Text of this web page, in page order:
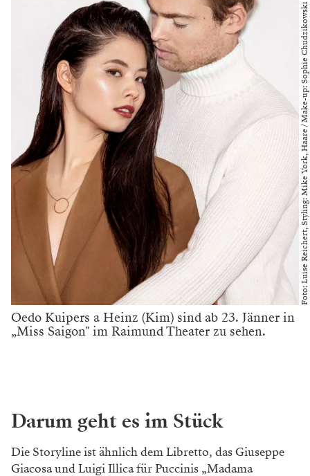
Foto: Luise Reichert, Styling: Mike York, Haare / Make-up: Sophie Chudzikowski
Oedo Kuipers a Heinz (Kim) sind ab 23. Jänner in
„Miss Saigon" im Raimund Theater zu sehen.
Darum geht es im Stück
Die Storyline ist ähnlich dem Libretto, das Giuseppe
Giacosa und Luigi Illica für Puccinis „Madama